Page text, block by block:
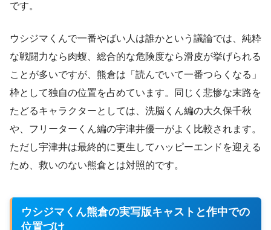
です。
ウシジマくんで一番やばい人は誰かという議論では、純粋
な戦闘力なら肉蝮、総合的な危険度なら滑皮が挙げられる
ことが多いですが、熊倉は「読んでいて一番つらくなる」
枠として独自の位置を占めています。同じく悲惨な末路を
たどるキャラクターとしては、洗脳くん編の大久保千秋
や、フリーターくん編の宇津井優一がよく比較されます。
ただし宇津井は最終的に更生してハッピーエンドを迎える
ため、救いのない熊倉とは対照的です。
ウシジマくん熊倉の実写版キャストと作中での
位置づけ